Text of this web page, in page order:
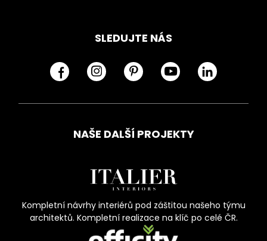
SLEDUJTE NÁS
NAŠE DALŠÍ PROJEKTY
Kompletní návrhy interiérů pod záštitou našeho týmu
architektů. Kompletní realizace na klíč po celé ČR.